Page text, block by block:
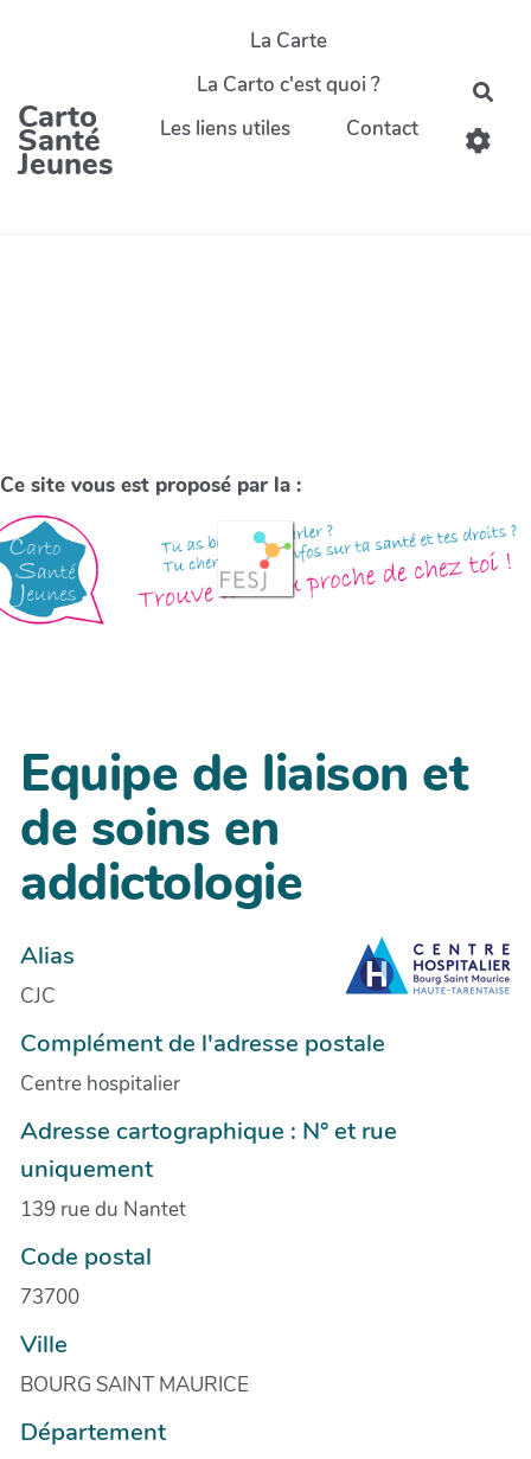
Carto
Santé
Jeunes
La Carte
La Carto c'est quoi ?
Les liens utiles
Contact
Ce site vous est proposé par la :
Equipe de liaison et
de soins en
addictologie
Alias
CJC
Complément de l'adresse postale
Centre hospitalier
Adresse cartographique : N° et rue
uniquement
139 rue du Nantet
Code postal
73700
Ville
BOURG SAINT MAURICE
Département